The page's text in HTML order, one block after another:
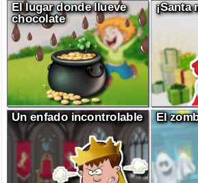
El lugar donde llueve
chocolate
¡Santa
Un enfado incontrolable El